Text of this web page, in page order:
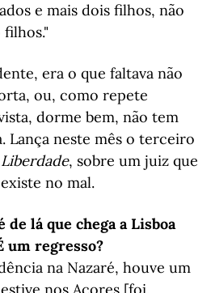
e mais dois filhos, não
era o que faltava não
ou, como repete
dorme bem, não tem
Lança neste mês o terceiro
, sobre um juiz que
no mal.
de lá que chega a Lisboa
um regresso?
na Nazaré, houve um